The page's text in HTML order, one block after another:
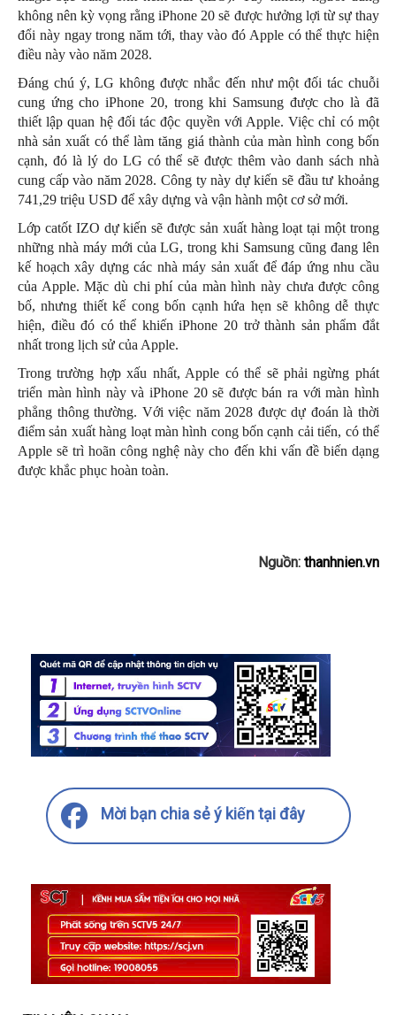
không nên kỳ vọng rằng iPhone 20 sẽ được hưởng lợi từ sự thay
đổi này ngay trong năm tới, thay vào đó Apple có thể thực hiện
điều này vào năm 2028.
Đáng chú ý, LG không được nhắc đến như một đối tác chuỗi
cung ứng cho iPhone 20, trong khi Samsung được cho là đã
thiết lập quan hệ đối tác độc quyền với Apple. Việc chỉ có một
nhà sản xuất có thể làm tăng giá thành của màn hình cong bốn
cạnh, đó là lý do LG có thể sẽ được thêm vào danh sách nhà
cung cấp vào năm 2028. Công ty này dự kiến sẽ đầu tư khoảng
741,29 triệu USD để xây dựng và vận hành một cơ sở mới.
Lớp catốt IZO dự kiến sẽ được sản xuất hàng loạt tại một trong
những nhà máy mới của LG, trong khi Samsung cũng đang lên
kế hoạch xây dựng các nhà máy sản xuất để đáp ứng nhu cầu
của Apple. Mặc dù chi phí của màn hình này chưa được công
bố, nhưng thiết kế cong bốn cạnh hứa hẹn sẽ không dễ thực
hiện, điều đó có thể khiến iPhone 20 trở thành sản phẩm đắt
nhất trong lịch sử của Apple.
Trong trường hợp xấu nhất, Apple có thể sẽ phải ngừng phát
triển màn hình này và iPhone 20 sẽ được bán ra với màn hình
phẳng thông thường. Với việc năm 2028 được dự đoán là thời
điểm sản xuất hàng loạt màn hình cong bốn cạnh cải tiến, có thể
Apple sẽ trì hoãn công nghệ này cho đến khi vấn đề biến dạng
được khắc phục hoàn toàn.
Nguồn: thanhnien.vn
Mời bạn chia sẻ ý kiến tại đây